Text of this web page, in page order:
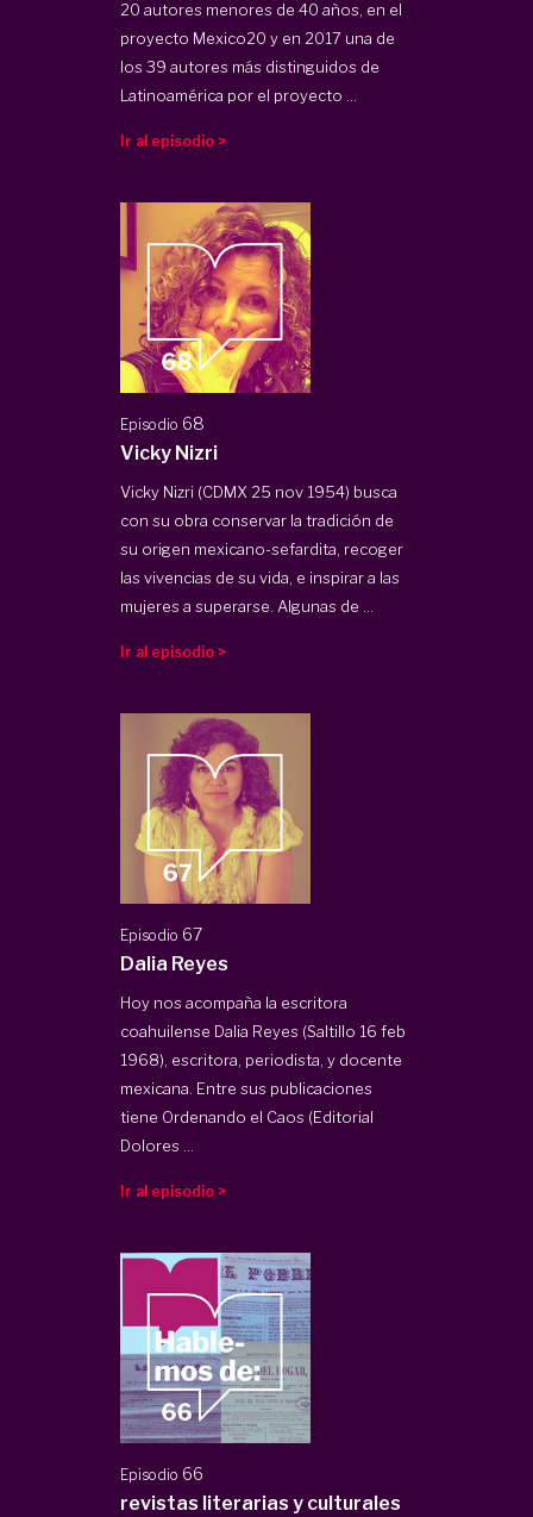
20 autores menores de 40 años, en el
proyecto Mexico20 y en 2017 una de
los 39 autores más distinguidos de
Latinoamérica por el proyecto ...
Ir al episodio >
Episodio 68
Vicky Nizri
Vicky Nizri (CDMX 25 nov 1954) busca
con su obra conservar la tradición de
su origen mexicano-sefardita, recoger
las vivencias de su vida, e inspirar a las
mujeres a superarse. Algunas de ...
Ir al episodio >
Episodio 67
Dalia Reyes
Hoy nos acompaña la escritora
coahuilense Dalia Reyes (Saltillo 16 feb
1968), escritora, periodista, y docente
mexicana. Entre sus publicaciones
tiene Ordenando el Caos (Editorial
Dolores ...
Ir al episodio >
Episodio 66
revistas literarias y culturales